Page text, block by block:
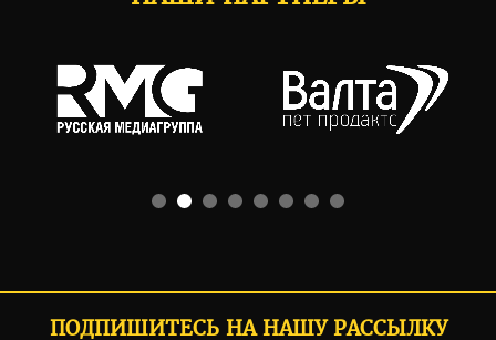
ПОДПИШИТЕСЬ НА НАШУ РАССЫЛКУ